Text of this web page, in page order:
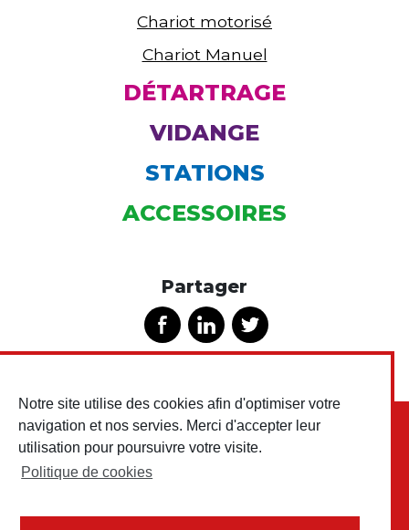
Notre site utilise des cookies afin d'optimiser votre
navigation et nos servies. Merci d'accepter leur
utilisation pour poursuivre votre visite.
Politique de cookies
Chariot motorisé
Chariot Manuel
DÉTARTRAGE
VIDANGE
STATIONS
ACCESSOIRES
Partager